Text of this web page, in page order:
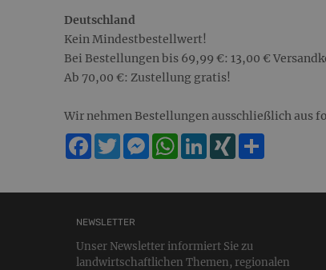
Deutschland
Kein Mindestbestellwert!
Bei Bestellungen bis 69,99 €: 13,00 €
Ab 70,00 €: Zustellung gratis!
Wir nehmen Bestellungen ausschließlich aus
Facebook
TwitterMessengerWhatsApp
LinkedInXING
NEWSLETTER
Unser Newsletter informiert Sie zu
landwirtschaftlichen Themen, regionalen